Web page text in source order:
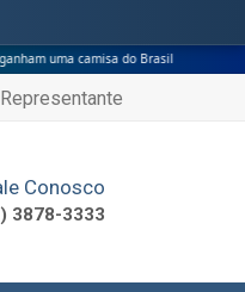
do Brasil
Conosco
3878-3333